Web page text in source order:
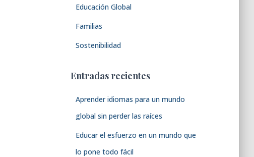
Educación Global
Familias
Sostenibilidad
Entradas recientes
Aprender idiomas para un mundo
global sin perder las raíces
Educar el esfuerzo en un mundo que
lo pone todo fácil